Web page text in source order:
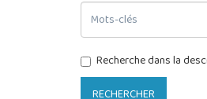
Recherche dans la